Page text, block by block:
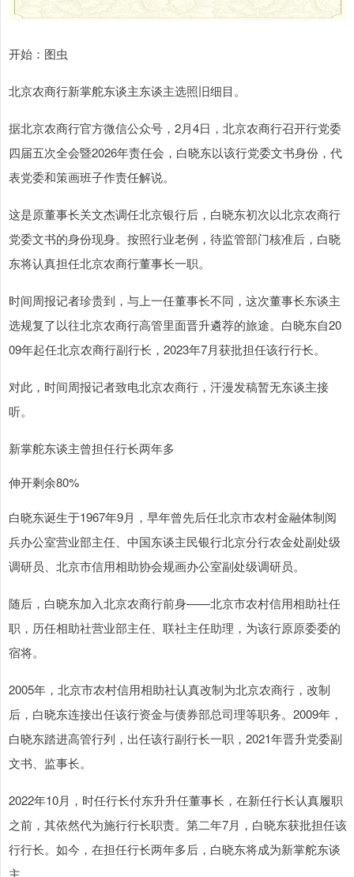
开始：图虫
北京农商行新掌舵东谈主东谈主选照旧细目。
据北京农商行官方微信公众号，2月4日，北京农商行召开行党委
四届五次全会暨2026年责任会，白晓东以该行党委文书身份，代
表党委和策画班子作责任解说。
这是原董事长关文杰调任北京银行后，白晓东初次以北京农商行
党委文书的身份现身。按照行业老例，待监管部门核准后，白晓
东将认真担任北京农商行董事长一职。
时间周报记者珍贵到，与上一任董事长不同，这次董事长东谈主
选规复了以往北京农商行高管里面晋升遴荐的旅途。白晓东自20
09年起任北京农商行副行长，2023年7月获批担任该行行长。
对此，时间周报记者致电北京农商行，汗漫发稿暂无东谈主接
听。
新掌舵东谈主曾担任行长两年多
伸开剩余80%
白晓东诞生于1967年9月，早年曾先后任北京市农村金融体制阅
兵办公室营业部主任、中国东谈主民银行北京分行农金处副处级
调研员、北京市信用相助协会规画办公室副处级调研员。
随后，白晓东加入北京农商行前身——北京市农村信用相助社任
职，历任相助社营业部主任、联社主任助理，为该行原原委委的
宿将。
2005年，北京市农村信用相助社认真改制为北京农商行，改制
后，白晓东连接出任该行资金与债券部总司理等职务。2009年，
白晓东踏进高管行列，出任该行副行长一职，2021年晋升党委副
文书、监事长。
2022年10月，时任行长付东升升任董事长，在新任行长认真履职
之前，其依然代为施行行长职责。第二年7月，白晓东获批担任该
行行长。如今，在担任行长两年多后，白晓东将成为新掌舵东谈